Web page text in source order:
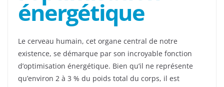
énergétique
Le cerveau humain, cet organe central de notre
existence, se démarque par son incroyable fonction
d’optimisation énergétique. Bien qu’il ne représente
qu’environ 2 à 3 % du poids total du corps, il est